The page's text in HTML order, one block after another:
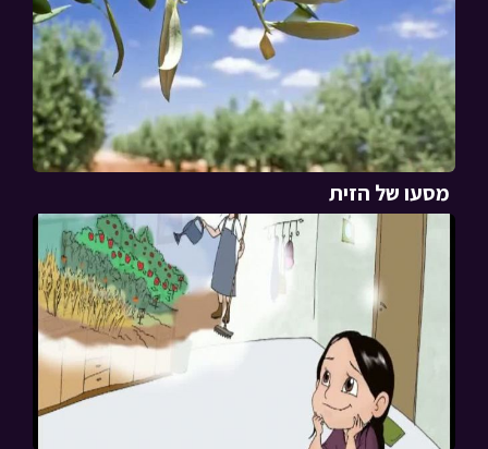
מסעו של הזית